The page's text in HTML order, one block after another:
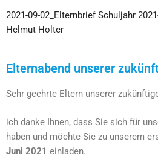
2021-09-02_Elternbrief Schuljahr
Helmut Holter
Elternabend unserer
Sehr geehrte Eltern unserer
ich danke Ihnen, dass Sie sich für
haben und möchte Sie zu unserem
Juni 2021 einladen.